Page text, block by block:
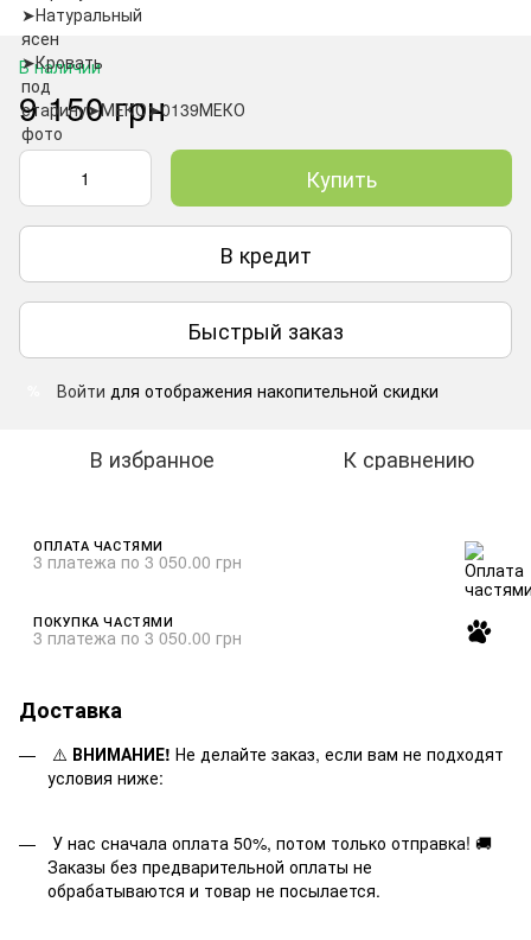
В наличии
9 150 грн
Купить
В кредит
Быстрый заказ
Войти для отображения накопительной скидки
В избранное К сравнению
ОПЛАТА ЧАСТЯМИ
3 платежа по 3 050.00 грн
ПОКУПКА ЧАСТЯМИ
3 платежа по 3 050.00 грн
Доставка
⚠️ ВНИМАНИЕ! Не делайте заказ, если вам не подходят
условия ниже:
У нас сначала оплата 50%, потом только отправка! 🚚
Заказы без предварительной оплаты не
обрабатываются и товар не посылается.